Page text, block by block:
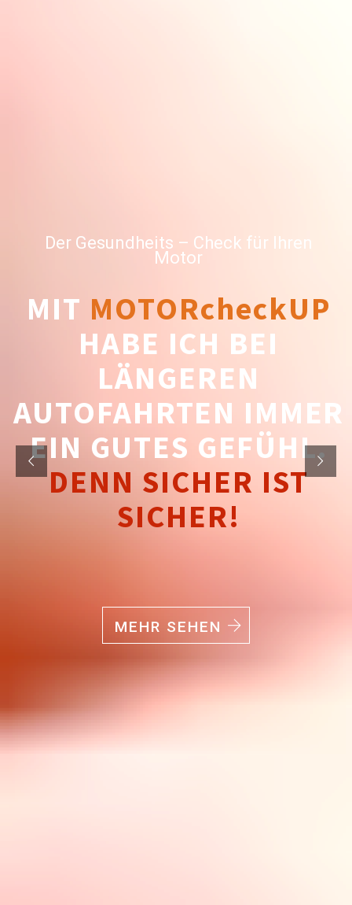
MIT MOTORcheckUP
HABE ICH BEI
LÄNGEREN
AUTOFAHRTEN IMMER
EIN GUTES GEFÜHL.
DENN SICHER IST
SICHER!
MEHR SEHEN
Der Gesundheits – Check für Ihren
Motor